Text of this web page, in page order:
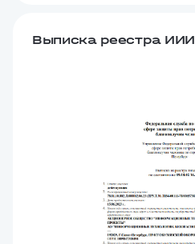
Выписка реестра ИИИ